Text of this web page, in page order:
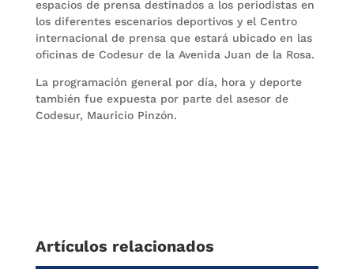
espacios de prensa destinados a los periodistas en
los diferentes escenarios deportivos y el Centro
internacional de prensa que estará ubicado en las
oficinas de Codesur de la Avenida Juan de la Rosa.
La programación general por día, hora y deporte
también fue expuesta por parte del asesor de
Codesur, Mauricio Pinzón.
Artículos relacionados